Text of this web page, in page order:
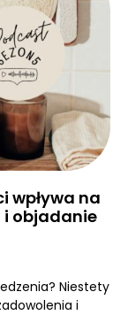
wpływa na
i objadanie
Niestety
i